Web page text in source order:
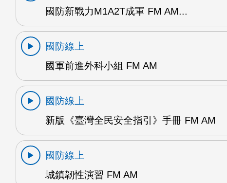
國防新戰力M1A2T成軍 FM AM...
國防線上
國軍前進外科小組 FM AM
國防線上
新版《臺灣全民安全指引》手冊 FM AM
國防線上
城鎮韌性演習 FM AM